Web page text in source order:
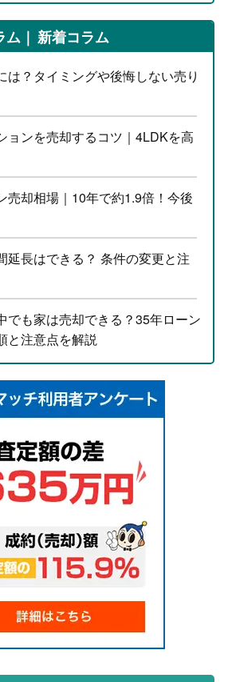
ム 新着コラム
は？タイミングや後悔しない売り
ョンを売却するコツ｜4LDKを高
売却相場｜10年で約1.9倍！今後
延長はできる？ 条件の変更と注
でも家は売却できる？35年ローン
と注意点を解説